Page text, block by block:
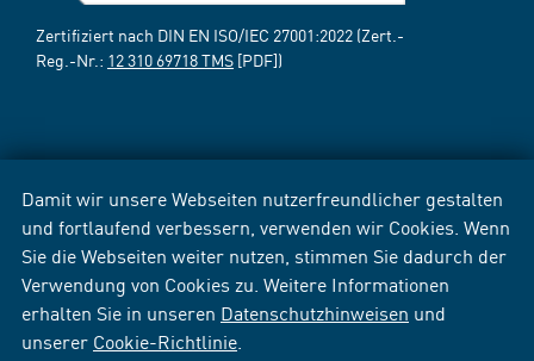
Damit wir unsere Webseiten nutzerfreundlicher gestalten
und fortlaufend verbessern, verwenden wir Cookies. Wenn
Sie die Webseiten weiter nutzen, stimmen Sie dadurch der
Verwendung von Cookies zu. Weitere Informationen
erhalten Sie in unseren Datenschutzhinweisen und
unserer Cookie-Richtlinie
Zertifiziert nach DIN EN ISO/IEC 27001:2022 (Zert.-
Reg.-Nr.: 12 310 69718 TMS [PDF])